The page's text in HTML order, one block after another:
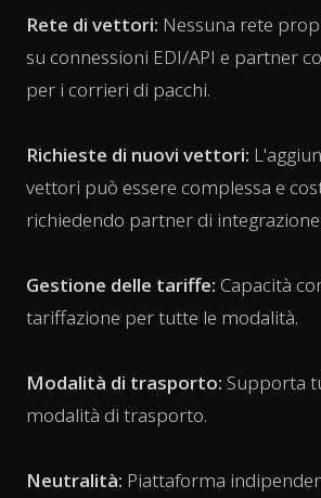
Rete di vettori: Nessuna rete
su connessioni EDI/API e partner
per i corrieri di pacchi.
Richieste di nuovi vettori:
vettori può essere complessa e
richiedendo partner di
Gestione delle tariffe: Capacità
tariffazione per tutte le modalità.
Modalità di trasporto: Supporta
modalità di trasporto.
Neutralità: Piattaforma